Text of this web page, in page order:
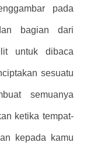
pada
bagian dari
untuk dibaca
sesuatu
semuanya
ketika tempat-
kepada kamu